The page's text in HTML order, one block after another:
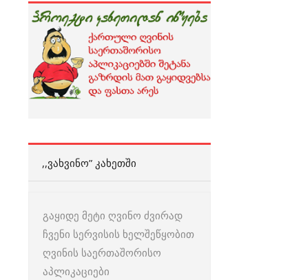
,,ᲕᲐᲮᲕᲘᲜᲝ” ᲙᲐᲮᲔᲗᲨᲘ
გაყიდე მეტი ღვინო ძვირად
ჩვენი სერვისის ხელშეწყობით
ღვინის საერთაშორისო
აპლიკაციები